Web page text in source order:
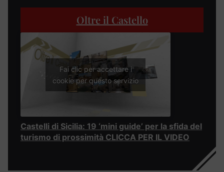
Oltre il Castello
Fai clic per accettare i
cookie per questo servizio
Castelli di Sicilia: 19 ‘mini guide’ per la sfida del
turismo di prossimità CLICCA PER IL VIDEO